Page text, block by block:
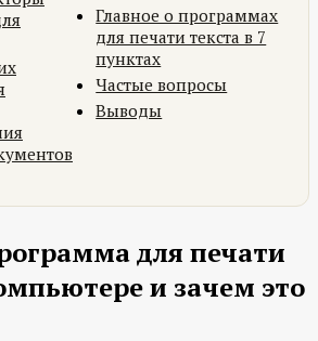
Главное о программах
для печати текста в 7
пунктах
Частые вопросы
Выводы
для печати
и зачем это